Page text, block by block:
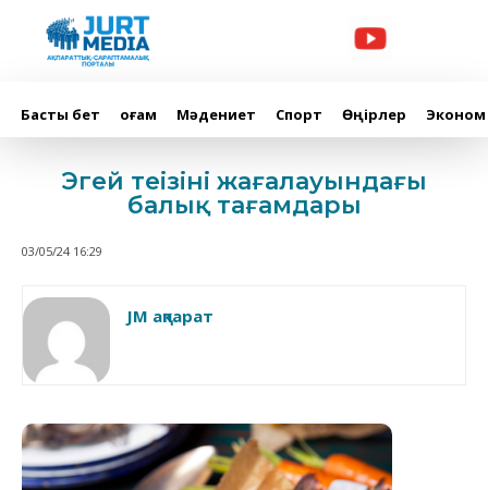
Басты бет Қоғам Мәдениет Спорт Өңірлер
Эгей теңізінің жағалауындағы
балық тағамдары
03/05/24 16:29
JM ақпарат